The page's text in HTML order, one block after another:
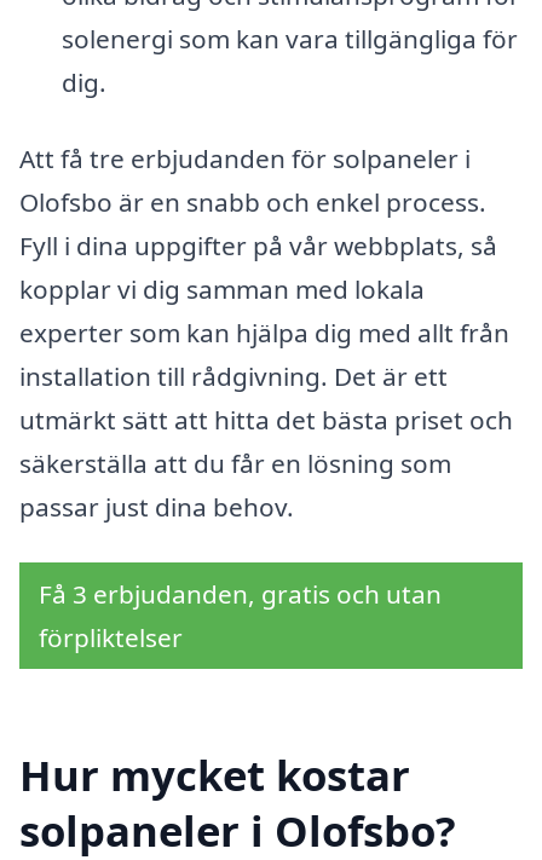
solenergi som kan vara tillgängliga för
dig.
Att få tre erbjudanden för solpaneler i
Olofsbo är en snabb och enkel process.
Fyll i dina uppgifter på vår webbplats, så
kopplar vi dig samman med lokala
experter som kan hjälpa dig med allt från
installation till rådgivning. Det är ett
utmärkt sätt att hitta det bästa priset och
säkerställa att du får en lösning som
passar just dina behov.
Få 3 erbjudanden, gratis och utan
förpliktelser
Hur mycket kostar
solpaneler i Olofsbo?